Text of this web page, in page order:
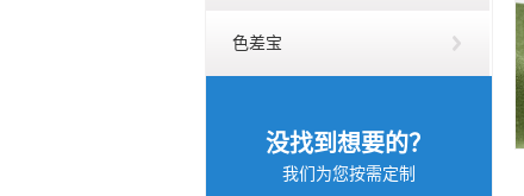
色差宝
没找到想要的？
我们为您按需定制